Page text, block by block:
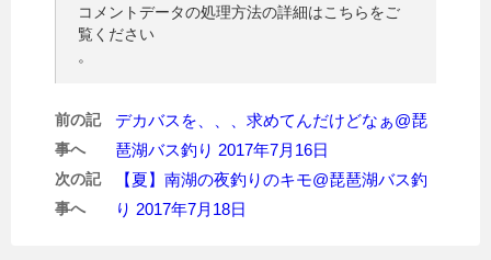
コメントデータの処理方法の詳細はこちらをご
覧ください
。
前の記
事へ
デカバスを、、、求めてんだけどなぁ@琵
琶湖バス釣り 2017年7月16日
次の記
事へ
【夏】南湖の夜釣りのキモ@琵琶湖バス釣
り 2017年7月18日